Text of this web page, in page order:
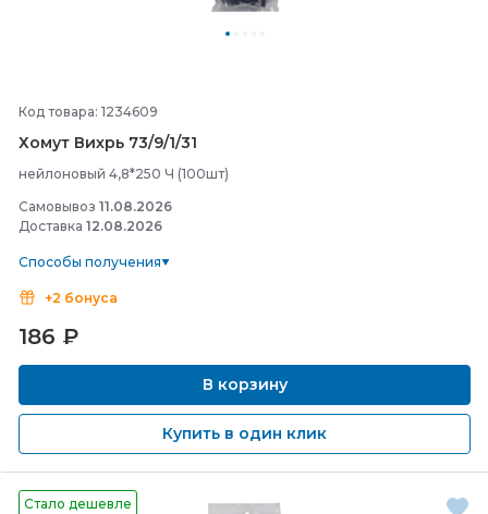
Код товара: 1234609
Хомут Вихрь 73/9/1/31
нейлоновый 4,8*250 Ч (100шт)
Самовывоз 11.08.2026
Доставка 12.08.2026
Способы получения
+2 бонуса
186 ₽
В корзину
Купить в один клик
Стало дешевле